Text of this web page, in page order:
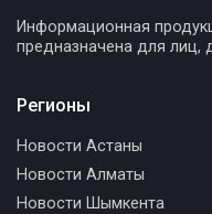
Информационная
предназначена для лиц,
Регионы
Новости Астаны
Новости Алматы
Новости Шымкента